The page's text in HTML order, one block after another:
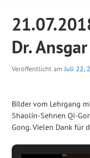
Dr.
Veröffentlicht amJuli 22,
Bilder vom Lehrgang
Shaolin-Sehnen Qi-
Gong. Vielen Dank für